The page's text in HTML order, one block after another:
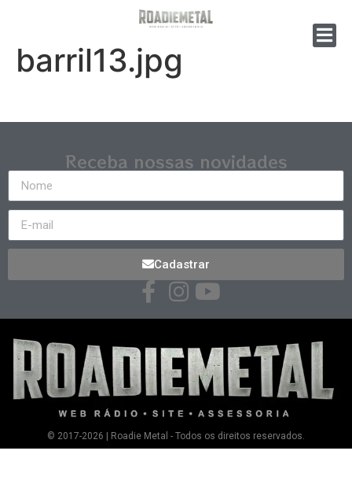
barril13.jpg
Receba nossas novidades
Cadastrar
© 2017-2026 | Roadie Metal - Todos os direitos reservados.